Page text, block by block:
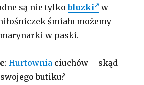
są nie tylkobluzki
w
śmiało możemy
w paski.
:Hurtownia ciuchów – skąd
butiku?